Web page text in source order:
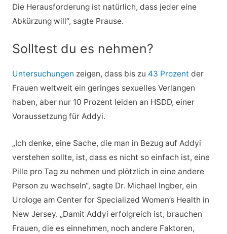
Die Herausforderung ist natürlich, dass jeder eine
Abkürzung will“, sagte Prause.
Solltest du es nehmen?
Untersuchungen zeigen, dass bis zu 43 Prozent der
Frauen weltweit ein geringes sexuelles Verlangen
haben, aber nur 10 Prozent leiden an HSDD, einer
Voraussetzung für Addyi.
„Ich denke, eine Sache, die man in Bezug auf Addyi
verstehen sollte, ist, dass es nicht so einfach ist, eine
Pille pro Tag zu nehmen und plötzlich in eine andere
Person zu wechseln“, sagte Dr. Michael Ingber, ein
Urologe am Center for Specialized Women’s Health in
New Jersey. „Damit Addyi erfolgreich ist, brauchen
Frauen, die es einnehmen, noch andere Faktoren,